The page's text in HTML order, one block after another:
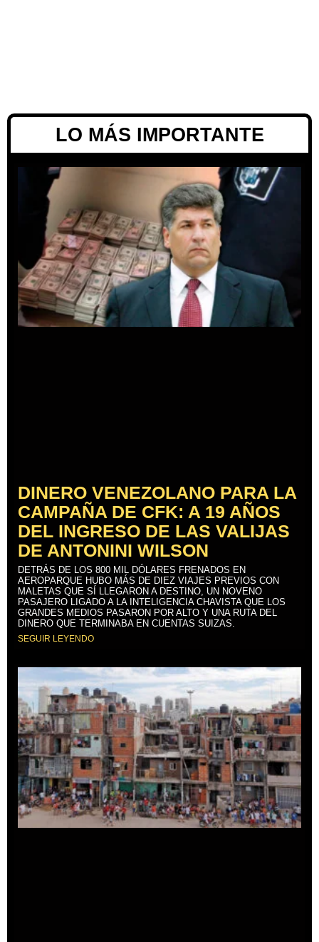
LO MÁS IMPORTANTE
DINERO VENEZOLANO PARA LA
CAMPAÑA DE CFK: A 19 AÑOS
DEL INGRESO DE LAS VALIJAS
DE ANTONINI WILSON
DETRÁS DE LOS 800 MIL DÓLARES FRENADOS EN
AEROPARQUE HUBO MÁS DE DIEZ VIAJES PREVIOS CON
MALETAS QUE SÍ LLEGARON A DESTINO, UN NOVENO
PASAJERO LIGADO A LA INTELIGENCIA CHAVISTA QUE LOS
GRANDES MEDIOS PASARON POR ALTO Y UNA RUTA DEL
DINERO QUE TERMINABA EN CUENTAS SUIZAS.
SEGUIR LEYENDO